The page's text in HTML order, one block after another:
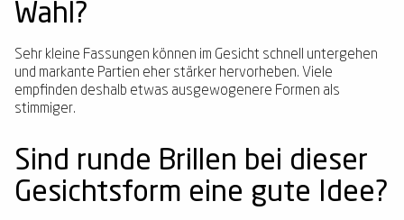
Wahl?
Sehr kleine Fassungen können im Gesicht schnell untergehen
und markante Partien eher stärker hervorheben. Viele
empfinden deshalb etwas ausgewogenere Formen als
stimmiger.
Sind runde Brillen bei dieser
Gesichtsform eine gute Idee?